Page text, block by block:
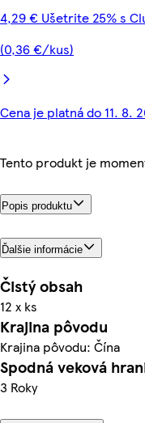
4,29 € Ušetrite 25% s
(0,36 €/kus)
Cena je platná do 11. 8.
Tento produkt je
Popis produktu
Ďalšie informácie
Čistý obsah
12 x ks
Krajina pôvodu
Krajina pôvodu: Čína
Spodná veková
3 Roky